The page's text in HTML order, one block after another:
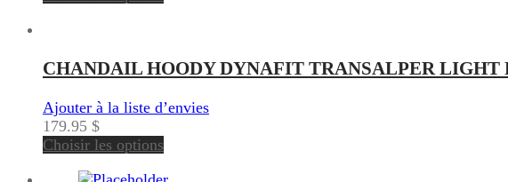
CHANDAIL HOODY DYNAFIT TRANSALPER LIGHT
Ajouter à la liste d’envies
179.95 $
Choisir les options